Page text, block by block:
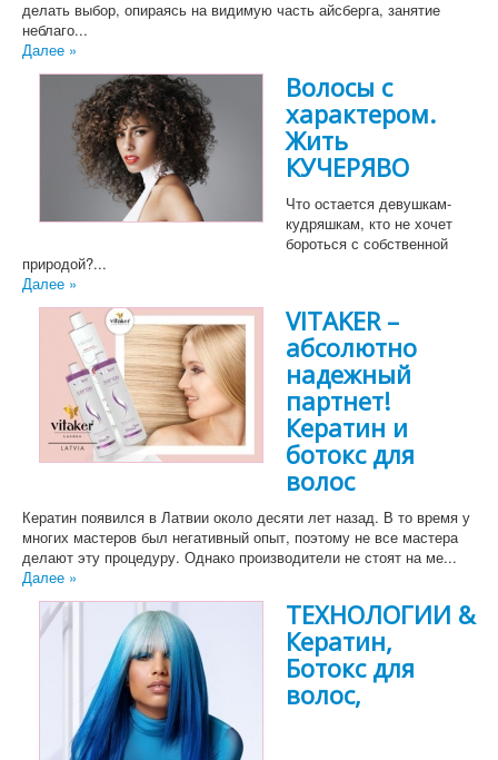
делать выбор, опираясь на видимую часть айсберга, занятие
неблаго...
Далее »
Волосы с
характером.
Жить
КУЧЕРЯВО
Что остается девушкам-
кудряшкам, кто не хочет
бороться с собственной
природой?...
Далее »
VITAKER –
абсолютно
надежный
партнет!
Кератин и
ботокс для
волос
Кератин появился в Латвии около десяти лет назад. В то время у
многих мастеров был негативный опыт, поэтому не все мастера
делают эту процедуру. Однако производители не стоят на ме...
Далее »
ТЕХНОЛОГИИ &
Кератин,
Ботокс для
волос,